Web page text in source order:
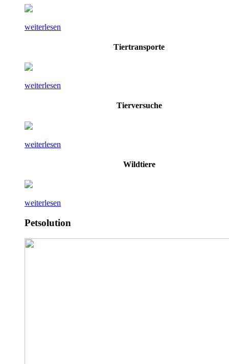
weiterlesen
Tiertransporte
weiterlesen
Tierversuche
weiterlesen
Wildtiere
weiterlesen
Petsolution